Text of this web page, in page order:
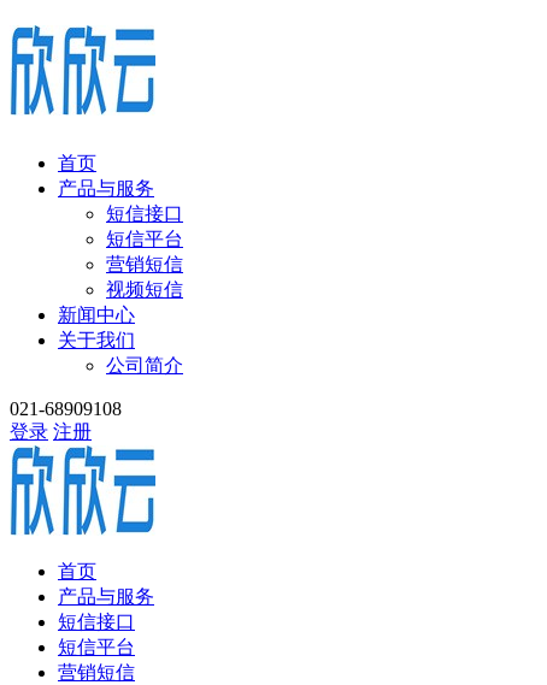
首页
产品与服务
短信接口
短信平台
营销短信
视频短信
新闻中心
关于我们
公司简介
021-68909108
登录 注册
首页
产品与服务
短信接口
短信平台
营销短信